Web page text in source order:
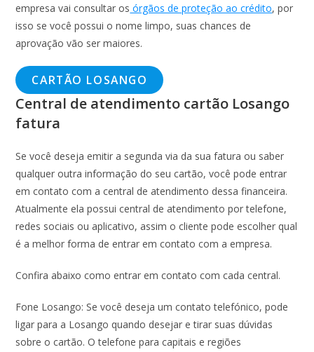
empresa vai consultar os órgãos de proteção ao crédito, por
isso se você possui o nome limpo, suas chances de
aprovação vão ser maiores.
CARTÃO LOSANGO
Central de atendimento cartão Losango
fatura
Se você deseja emitir a segunda via da sua fatura ou saber
qualquer outra informação do seu cartão, você pode entrar
em contato com a central de atendimento dessa financeira.
Atualmente ela possui central de atendimento por telefone,
redes sociais ou aplicativo, assim o cliente pode escolher qual
é a melhor forma de entrar em contato com a empresa.
Confira abaixo como entrar em contato com cada central.
Fone Losango: Se você deseja um contato telefónico, pode
ligar para a Losango quando desejar e tirar suas dúvidas
sobre o cartão. O telefone para capitais e regiões